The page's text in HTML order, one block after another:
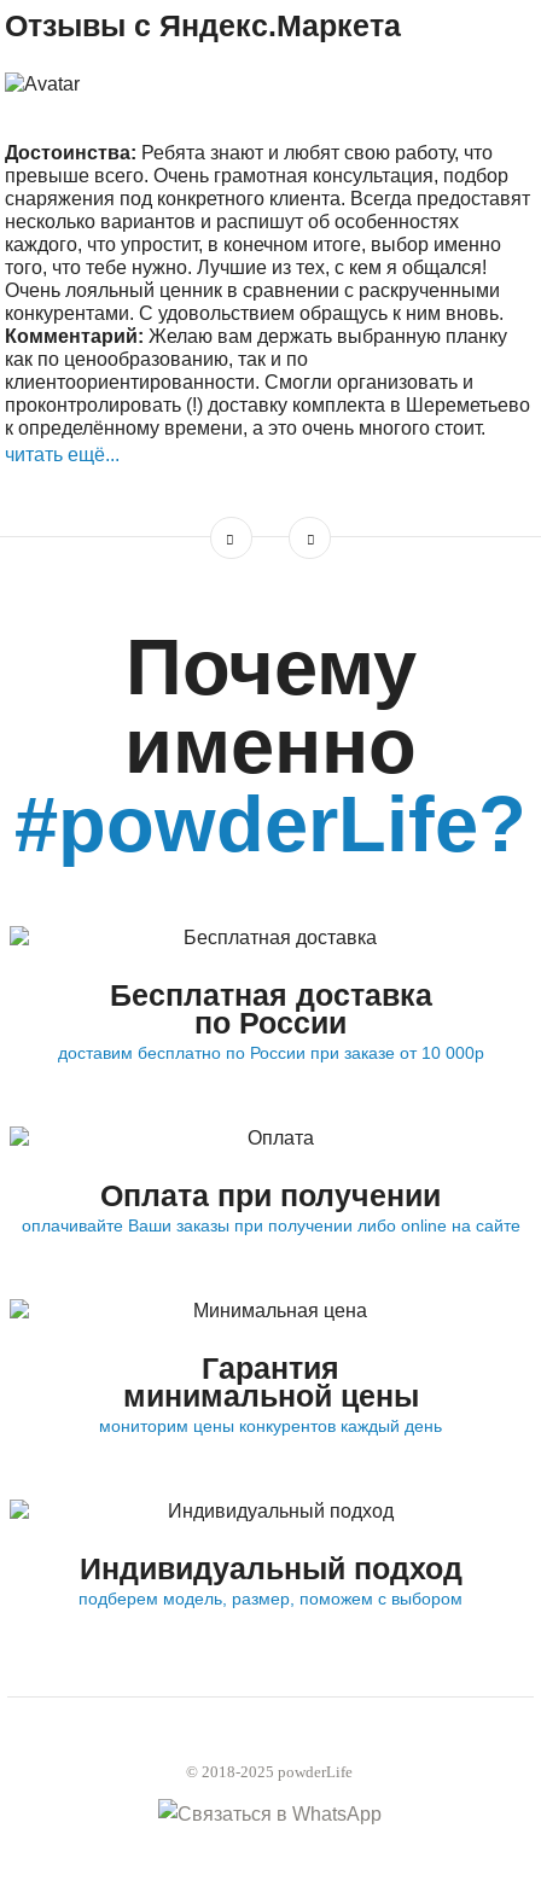
Отзывы с Яндекс.Маркета
Достоинства: Ребята знают и любят свою работу, что
превыше всего. Очень грамотная консультация, подбор
снаряжения под конкретного клиента. Всегда предоставят
несколько вариантов и распишут об особенностях
каждого, что упростит, в конечном итоге, выбор именно
того, что тебе нужно. Лучшие из тех, с кем я общался!
Очень лояльный ценник в сравнении с раскрученными
конкурентами. С удовольствием обращусь к ним вновь.
Комментарий: Желаю вам держать выбранную планку
как по ценообразованию, так и по
клиентоориентированности. Смогли организовать и
проконтролировать (!) доставку комплекта в Шереметьево
к определённому времени, а это очень многого стоит.
читать ещё...
Почему
именно
#powderLife?
Бесплатная доставка
по России
доставим бесплатно по России при заказе от 10 000р
Оплата при получении
оплачивайте Ваши заказы при получении либо online на сайте
Гарантия
минимальной цены
мониторим цены конкурентов каждый день
Индивидуальный подход
подберем модель, размер, поможем с выбором
© 2018-2025 powderLife